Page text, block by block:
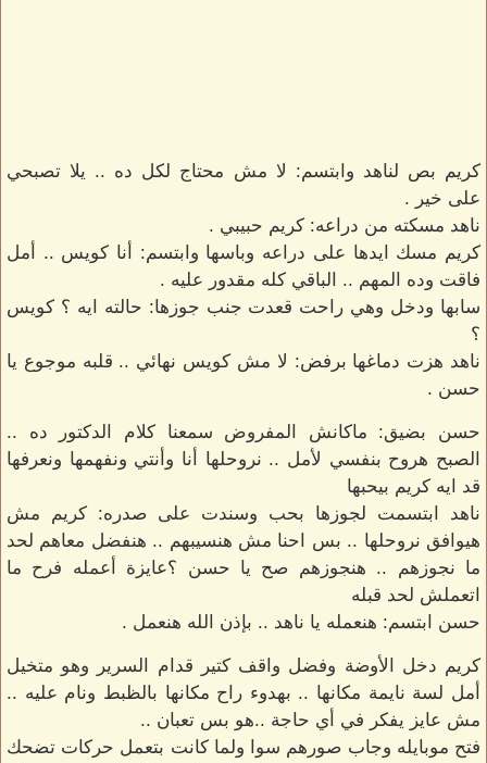
كريم بص لناهد وابتسم: لا مش محتاج لكل ده .. يلا تصبحي
على خير .
ناهد مسكته من دراعه: كريم حبيبي .
كريم مسك ايدها على دراعه وباسها وابتسم: أنا كويس .. أمل
فاقت وده المهم .. الباقي كله مقدور عليه .
سابها ودخل وهي راحت قعدت جنب جوزها: حالته ايه ؟ كويس
؟
ناهد هزت دماغها برفض: لا مش كويس نهائي .. قلبه موجوع يا
حسن .
حسن بضيق: ماكانش المفروض سمعنا كلام الدكتور ده ..
الصبح هروح بنفسي لأمل .. نروحلها أنا وأنتي ونفهمها ونعرفها
قد ايه كريم بيحبها
ناهد ابتسمت لجوزها بحب وسندت على صدره: كريم مش
هيوافق نروحلها .. بس احنا مش هنسيبهم .. هنفضل معاهم لحد
ما نجوزهم .. هنجوزهم صح يا حسن ؟عايزة أعمله فرح ما
اتعملش لحد قبله
حسن ابتسم: هنعمله يا ناهد .. بإذن الله هنعمل .
كريم دخل الأوضة وفضل واقف كتير قدام السرير وهو متخيل
أمل لسة نايمة مكانها .. بهدوء راح مكانها بالظبط ونام عليه ..
مش عايز يفكر في أي حاجة ..هو بس تعبان ..
فتح موبايله وجاب صورهم سوا ولما كانت بتعمل حركات تضحك